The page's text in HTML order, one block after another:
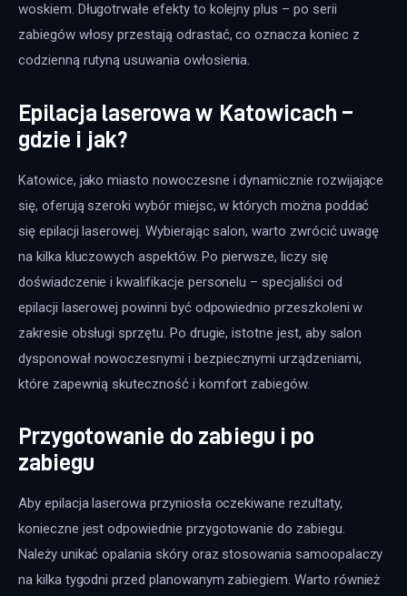
woskiem. Długotrwałe efekty to kolejny plus – po serii
zabiegów włosy przestają odrastać, co oznacza koniec z
codzienną rutyną usuwania owłosienia.
Epilacja laserowa w Katowicach –
gdzie i jak?
Katowice, jako miasto nowoczesne i dynamicznie rozwijające
się, oferują szeroki wybór miejsc, w których można poddać
się epilacji laserowej. Wybierając salon, warto zwrócić uwagę
na kilka kluczowych aspektów. Po pierwsze, liczy się
doświadczenie i kwalifikacje personelu – specjaliści od
epilacji laserowej powinni być odpowiednio przeszkoleni w
zakresie obsługi sprzętu. Po drugie, istotne jest, aby salon
dysponował nowoczesnymi i bezpiecznymi urządzeniami,
które zapewnią skuteczność i komfort zabiegów.
Przygotowanie do zabiegu i po
zabiegu
Aby epilacja laserowa przyniosła oczekiwane rezultaty,
konieczne jest odpowiednie przygotowanie do zabiegu.
Należy unikać opalania skóry oraz stosowania samoopalaczy
na kilka tygodni przed planowanym zabiegiem. Warto również